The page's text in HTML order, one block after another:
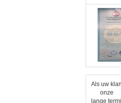
Als uw
onze
lange